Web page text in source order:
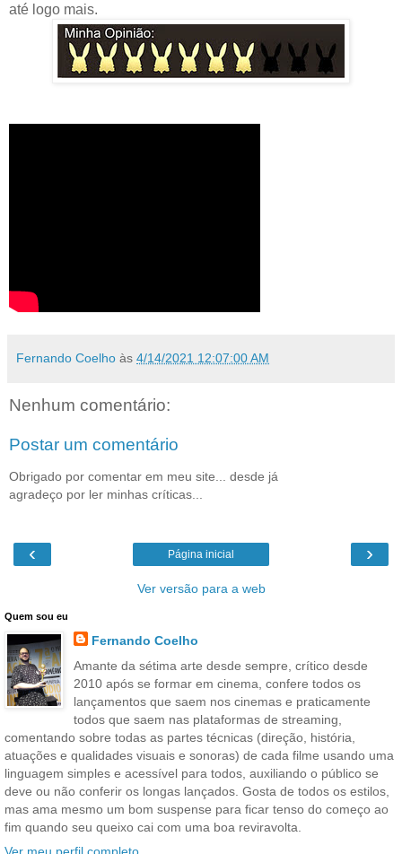
até logo mais.
Fernando Coelho às 4/14/2021 12:07:00 AM
Nenhum comentário:
Postar um comentário
Obrigado por comentar em meu site... desde já
agradeço por ler minhas críticas...
‹ ›
Página inicial
Ver versão para a web
Quem sou eu
Fernando Coelho
Amante da sétima arte desde sempre, crítico desde
2010 após se formar em cinema, confere todos os
lançamentos que saem nos cinemas e praticamente
todos que saem nas plataformas de streaming,
comentando sobre todas as partes técnicas (direção, história,
atuações e qualidades visuais e sonoras) de cada filme usando uma
linguagem simples e acessível para todos, auxiliando o público se
deve ou não conferir os longas lançados. Gosta de todos os estilos,
mas ama mesmo um bom suspense para ficar tenso do começo ao
fim quando seu queixo cai com uma boa reviravolta.
Ver meu perfil completo